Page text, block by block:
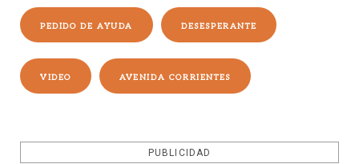
PEDIDO DE AYUDA DESESPERANTE
VIDEO AVENIDA CORRIENTES
PUBLICIDAD